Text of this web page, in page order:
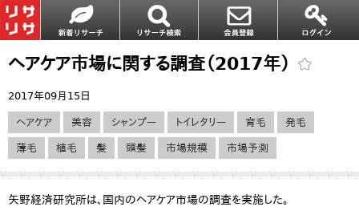
ヘアケア市場に関する調査（2017年）
2017年09月15日
ヘアケア 美容 シャンプー トイレタリー 育毛 発毛
薄毛 植毛 髪 頭髪 市場規模 市場予測
矢野経済研究所は、国内のヘアケア市場の調査を実施した。